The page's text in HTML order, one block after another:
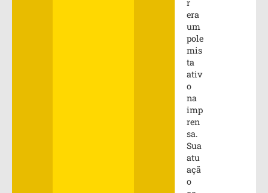
r
era
um
pole
mis
ta
ativ
o
na
imp
ren
sa.
Sua
atu
açã
o